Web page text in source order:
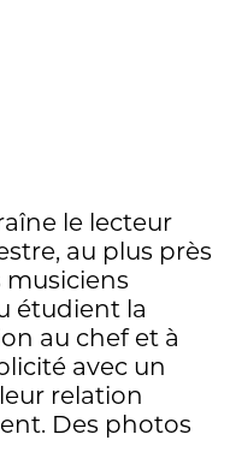
le lecteur
au plus près
étudient la
au chef et à
avec un
relation
Des photos